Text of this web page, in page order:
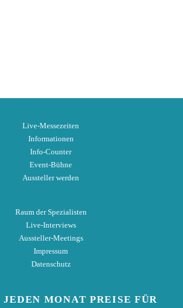
Live-Messezeiten
Informationen
Info-Counter
Event-Bühne
Aussteller werden
Raum der Spezialisten
Live-Interviews
Aussteller-Meetings
Impressum
Datenschutz
JEDEN MONAT PREISE FÜR